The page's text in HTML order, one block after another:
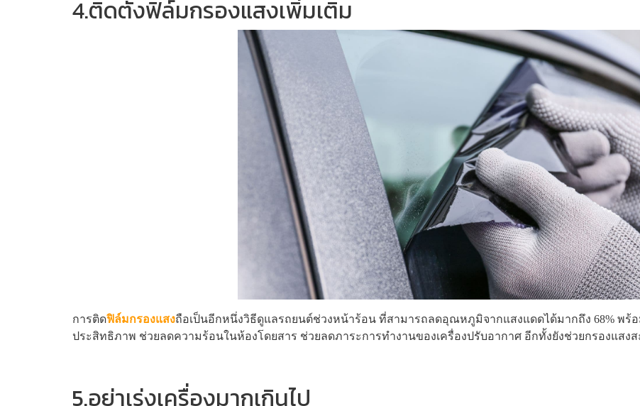
4.ติดตั้งฟิล์มกรองแสงเพิ่มเติม
การติดฟิล์มกรองแสงถือเป็นอีกหนึ่งวิธีดูแลรถยนต์ช่วงหน้าร้อน ที่สามารถลดอุณหภูมิจากแสงแดดได้มากถึง 68% พร้อ
ประสิทธิภาพ ช่วยลดความร้อนในห้องโดยสาร ช่วยลดภาระการทำงานของเครื่องปรับอากาศ อีกทั้งยังช่วยกรองแสง
5.อย่าเร่งเครื่องมากเกินไป